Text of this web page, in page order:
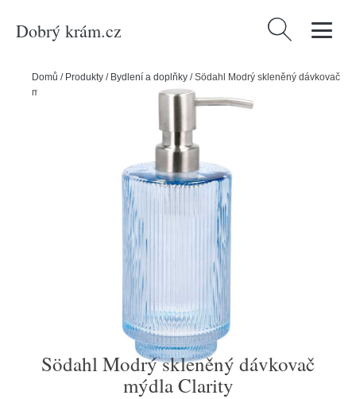
Dobrý krám.cz Vyhledávání
Domů / Produkty / Bydlení a doplňky /Södahl Modrý skleněný dávkovač
mýdla Clarity
Södahl Modrý skleněný dávkovač
mýdla Clarity